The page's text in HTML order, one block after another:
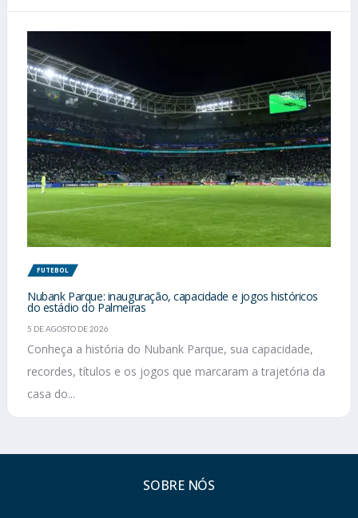
FUTEBOL
Nubank Parque: inauguração, capacidade e jogos históricos
do estádio do Palmeiras
5 DE AGOSTO DE 2026
Conheça a história do Nubank Parque, sua capacidade,
recordes, títulos e os jogos que marcaram a trajetória da
casa do...
SOBRE NÓS